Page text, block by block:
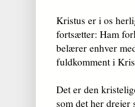
Kristus er i os
fortsætter: Ham
belærer enhver
fuldkomment i
Det er den
som det her